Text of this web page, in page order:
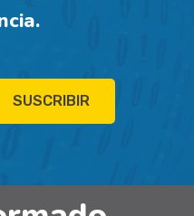
SUSCRIBIR